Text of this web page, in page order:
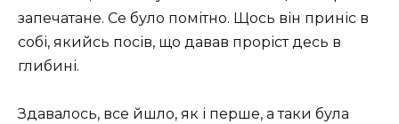
запечатане. Се було помітно. Щось він приніс в
собі, якийсь посів, що давав проріст десь в
глибині.
Здавалось, все йшло, як і перше, а таки була